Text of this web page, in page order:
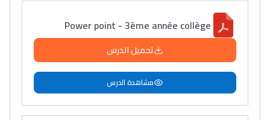
إلياس أريدال، إطار
فمنظّمة دولية
مهنة التّرجمة، العمل
التّطوّعي، التّشبيك و
أشياء أخرى مع مامودو
سامورا
بطلة المغرب فالقفز
Power point - 3ème année collège
تحميل الدرس
مشاهدة الدرس